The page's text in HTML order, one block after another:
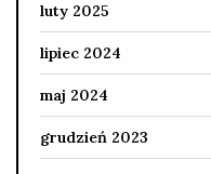
luty 2025
lipiec 2024
maj 2024
grudzień 2023